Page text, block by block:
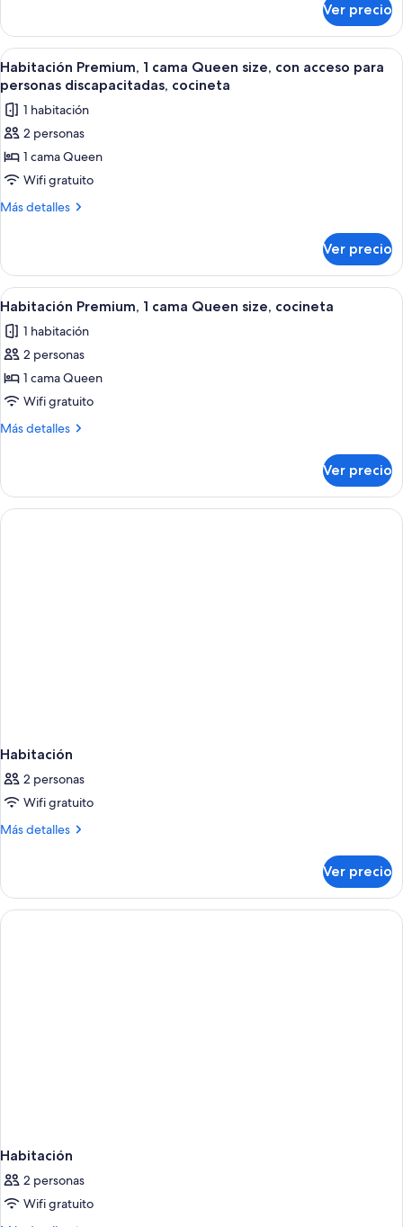
Queen
size
estándar,
cama
Queen
size
Ver precio
Abrir
todas
las
fotos
de
Habitación
Premium,
1
size,
con
acceso
para
personas
discapacitadas,
cocineta
Habitación de hotel con cama,
12
Habitación Premium, 1 cama Queen size, con acceso para
personas discapacitadas, cocineta
1 habitación
2 personas
1 cama Queen
Wifi gratuito
Más detalles
Más
Premium,
cama
size,
con
para
personas
cocineta
Ver precio
Abrir
todas
las
fotos
de
Habitación
Premium,
Queen
size,
cocineta
Habitación de hotel con cama,
14
Habitación Premium, 1 cama Queen size, cocineta
1 habitación
2 personas
1 cama Queen
Wifi gratuito
Más detalles
Más
Premium,
cama
Ver precio
Habitación
2 personas
Wifi gratuito
Más detalles
Más
Ver precio
Habitación
2 personas
Wifi gratuito